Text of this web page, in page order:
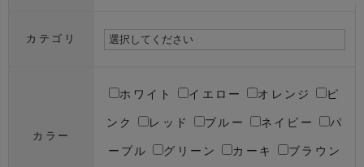
カテゴリ
カラー
ホワイト イエロー オレンジ ピ
ンク レッド ブルー ネイビー パ
ープル グリーン カーキ ブラウン